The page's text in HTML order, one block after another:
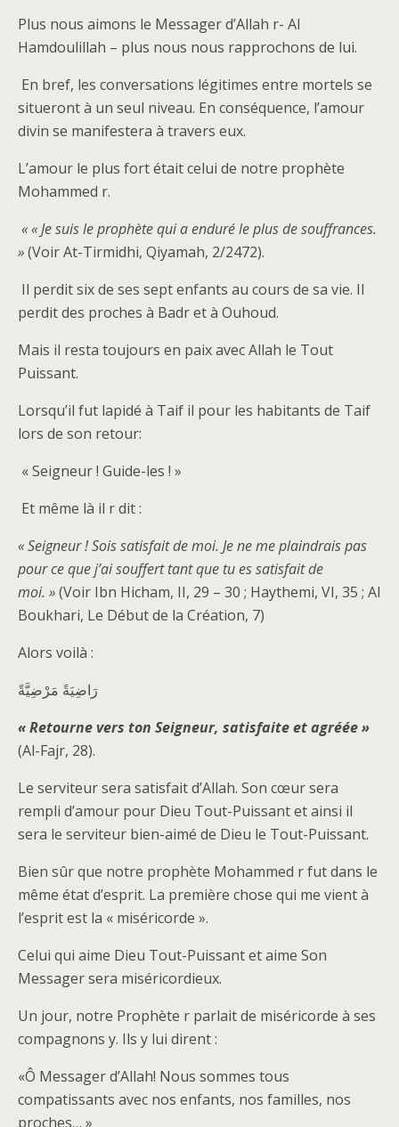
Plus nous aimons le Messager d’Allah r- Al
Hamdoulillah – plus nous nous rapprochons de lui.
En bref, les conversations légitimes entre mortels se
situeront à un seul niveau. En conséquence, l’amour
divin se manifestera à travers eux.
L’amour le plus fort était celui de notre prophète
Mohammed r.
« « Je suis le prophète qui a enduré le plus de souffrances.
»(Voir At-Tirmidhi, Qiyamah, 2/2472).
Il perdit six de ses sept enfants au cours de sa vie. Il
perdit des proches à Badr et à Ouhoud.
Mais il resta toujours en paix avec Allah le Tout
Puissant.
Lorsqu’il fut lapidé à Taif il pour les habitants de Taif
lors de son retour:
« Seigneur ! Guide-les ! »
Et même là il r dit :
« Seigneur ! Sois satisfait de moi. Je ne me plaindrais pas
pour ce que j’ai souffert tant que tu es satisfait de
moi. »(Voir Ibn Hicham, II, 29 – 30 ; Haythemi, VI, 35 ; Al
Boukhari, Le Début de la Création, 7)
Alors voilà :
رَاضِيَةً مَرْضِيَّةً
« Retourne vers ton Seigneur, satisfaite et agréée »
(Al-Fajr, 28).
Le serviteur sera satisfait d’Allah. Son cœur sera
rempli d’amour pour Dieu Tout-Puissant et ainsi il
sera le serviteur bien-aimé de Dieu le Tout-Puissant.
Bien sûr que notre prophète Mohammed r fut dans le
même état d’esprit. La première chose qui me vient à
l’esprit est la « miséricorde ».
Celui qui aime Dieu Tout-Puissant et aime Son
Messager sera miséricordieux.
Un jour, notre Prophète r parlait de miséricorde à ses
compagnons y. Ils y lui dirent :
«Ô Messager d’Allah! Nous sommes tous
compatissants avec nos enfants, nos familles, nos
proches… »